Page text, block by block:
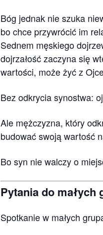
Bóg jednak nie szuka
bo chce przywrócić im
Sednem męskiego
dojrzałość zaczyna się
wartości, może żyć z
Bez odkrycia synostwa:
Ale mężczyzna, który
budować swoją wartość
Bo syn nie walczy o
Pytania do małych
Spotkanie w małych